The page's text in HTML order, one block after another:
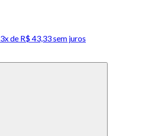
3x de R$ 43,33 sem juros